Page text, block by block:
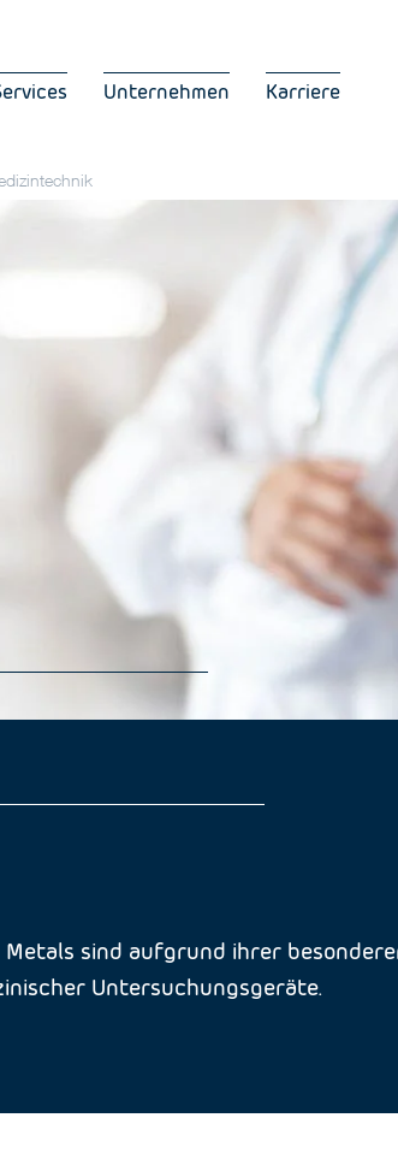
Unternehmen Karriere
Metals sind aufgrund ihrer
Untersuchungsgeräte.